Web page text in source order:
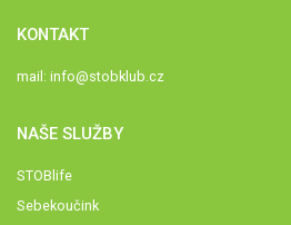
KONTAKT
mail: info@stobklub.cz
NAŠE SLUŽBY
STOBlife
Sebekoučink